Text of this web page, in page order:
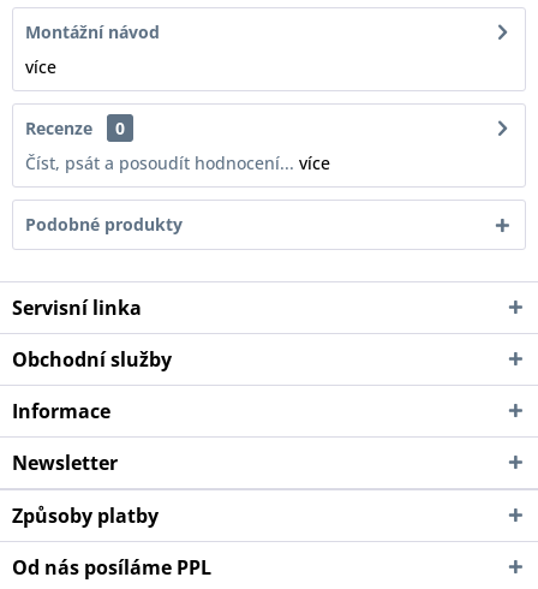
Montážní návod
více
Recenze
0
Číst, psát a posoudít hodnocení... více
Podobné produkty
Servisní linka
Obchodní služby
Informace
Newsletter
Způsoby platby
Od nás posíláme PPL